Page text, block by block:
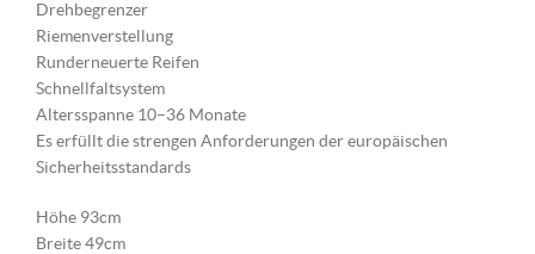
Drehbegrenzer
Riemenverstellung
Runderneuerte Reifen
Schnellfaltsystem
Altersspanne 10–36 Monate
Es erfüllt die strengen Anforderungen der europäischen
Sicherheitsstandards
Höhe 93cm
Breite 49cm